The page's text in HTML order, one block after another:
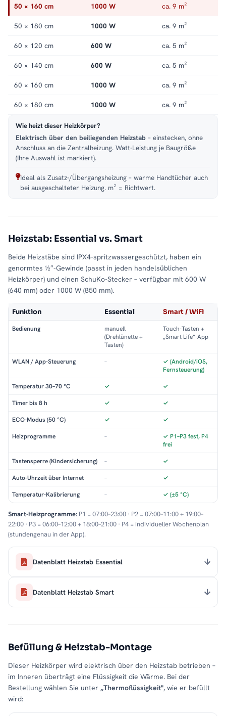
trockenes Raumklima und wohlige Wärme – wann immer Sie sie
brauchen.
Kundenservice
Montageservice
50 × 160 cm 1000 W ca. 9 m²
50 × 180 cm 1000 W ca. 9 m²
60 × 120 cm 600 W ca. 5 m²
60 × 140 cm 600 W ca. 5 m²
60 × 160 cm 1000 W ca. 9 m²
60 × 180 cm 1000 W ca. 9 m²
Wie heizt dieser Heizkörper?
Elektrisch über den beiliegenden Heizstab – einstecken, ohne
Anschluss an die Zentralheizung. Watt-Leistung je Baugröße
(Ihre Auswahl ist markiert).
Ideal als Zusatz-/Übergangsheizung – warme Handtücher auch
bei ausgeschalteter Heizung. m² = Richtwert.
Heizstab: Essential vs. Smart
Beide Heizstäbe sind IPX4-spritzwassergeschützt, haben ein
genormtes ½″-Gewinde (passt in jeden handelsüblichen
Heizkörper) und einen SchuKo-Stecker – verfügbar mit 600 W
(640 mm) oder 1000 W (850 mm).
Funktion Essential Smart / WiFi
Bedienung
manuell
(Drehlünette +
Tasten)
Touch-Tasten +
„Smart Life“-App
WLAN / App-Steuerung –
✓ (Android/iOS,
Fernsteuerung)
Temperatur 30–70 °C ✓ ✓
Timer bis 8 h ✓ ✓
ECO-Modus (50 °C) ✓ ✓
Heizprogramme –
✓ P1–P3 fest, P4
frei
Tastensperre (Kindersicherung) – ✓
Auto-Uhrzeit über Internet – ✓
Temperatur-Kalibrierung – ✓ (±5 °C)
Smart-Heizprogramme: P1 = 07:00–23:00 · P2 = 07:00–11:00 + 19:00–
22:00 · P3 = 06:00–12:00 + 18:00–21:00 · P4 = individueller Wochenplan
(stundengenau in der App).
Datenblatt Heizstab Essential
Datenblatt Heizstab Smart
Befüllung & Heizstab-Montage
Dieser Heizkörper wird elektrisch über den Heizstab betrieben –
im Inneren überträgt eine Flüssigkeit die Wärme. Bei der
Bestellung wählen Sie unter „Thermoflüssigkeit", wie er befüllt
wird: